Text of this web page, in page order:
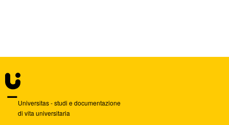
Universitas - studi e documentazione
di vita universitaria